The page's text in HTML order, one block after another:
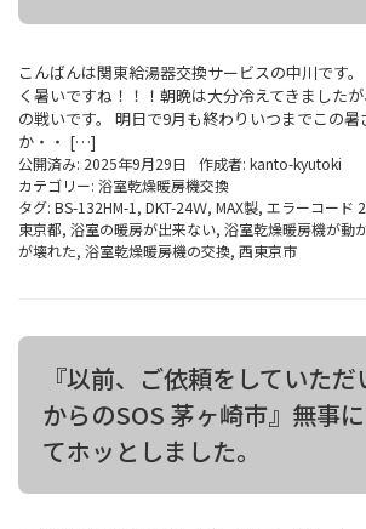
こんばんは関東給湯器交換サービスの中川です
く暑いですね！！！朝晩は大分冷えてきました
の戦いです。 明日で9月も終わりいつまでこの暑
か・・ […]
公開済み: 2025年9月29日 作成者: kanto-kyutoki
カテゴリー: 浴室乾燥暖房機交換
タグ: BS-132HM-1 , DKT-24Ｗ, MAX製, エラーコード
東京都, 浴室の暖房が出来ない, 浴室乾燥暖房機が動
が壊れた, 浴室乾燥暖房機の交換, 西東京市
『以前、ご依頼をしていた
からのSOS 茅ヶ崎市』無事
てホッとしました。